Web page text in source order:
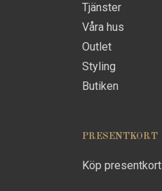
Tjänster
Våra hus
Outlet
Styling
Butiken
PRESENTKORT
Köp presentkort